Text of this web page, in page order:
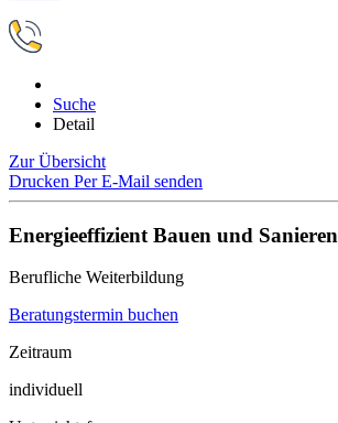
Suche
Detail
Zur Übersicht
Drucken Per E-Mail senden
Energieeffizient Bauen und Sanieren
Berufliche Weiterbildung
Beratungstermin buchen
Zeitraum
individuell